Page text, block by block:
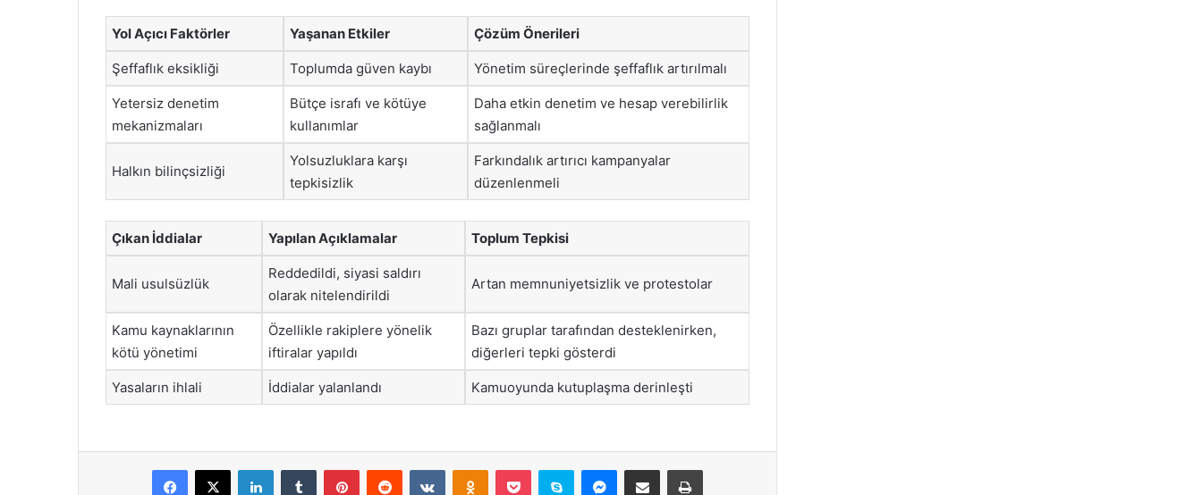
Yol Açıcı Faktörler Yaşanan Etkiler Çözüm Önerileri
Şeffaflık eksikliği Toplumda güven kaybı Yönetim süreçlerinde şeffaflık artırılmalı
Yetersiz denetim
mekanizmaları
Bütçe israfı ve kötüye
kullanımlar
Daha etkin denetim ve hesap verebilirlik
sağlanmalı
Halkın bilinçsizliği
Yolsuzluklara karşı
tepkisizlik
Farkındalık artırıcı kampanyalar
düzenlenmeli
Çıkan İddialar Yapılan Açıklamalar Toplum Tepkisi
Mali usulsüzlük
Reddedildi, siyasi saldırı
olarak nitelendirildi
Artan memnuniyetsizlik ve protestolar
Kamu kaynaklarının
kötü yönetimi
Özellikle rakiplere yönelik
iftiralar yapıldı
Bazı gruplar tarafından desteklenirken,
diğerleri tepki gösterdi
Yasaların ihlali İddialar yalanlandı Kamuoyunda kutuplaşma derinleşti
Facebook
X LinkedInTumblr PinterestReddit VKontakteOdnoklassniki
Pocket Skype Messenger
E-Posta ile paylaş Yazdır